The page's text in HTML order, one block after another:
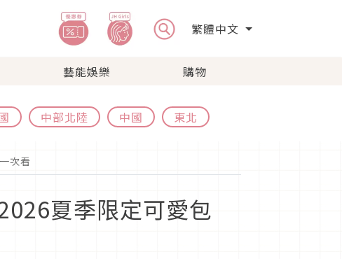
繁體中文
藝能娛樂 購物
中部北陸 中國 東北
次看
夏季限定可愛包